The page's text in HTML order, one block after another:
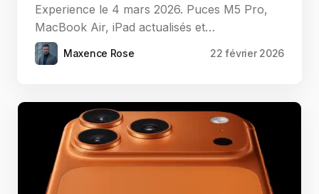
Experience le 4 mars 2026. Puces M5 Pro,
MacBook Air, iPad actualisés et…
Maxence Rose 22 février 2026